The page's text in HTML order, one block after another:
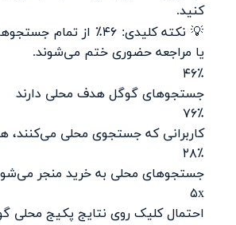
کنید.
یا مراجعه حضوری ختم می‌شوند.
۴۶٪
جستجوهای گوگل هدف محلی دارند
۷۶٪
کاربرانی که جستجوی محلی می‌کنند،
۲۸٪
جستجوهای محلی به خرید منجر
۵x
احتمال کلیک روی نتایج پکیج محلی